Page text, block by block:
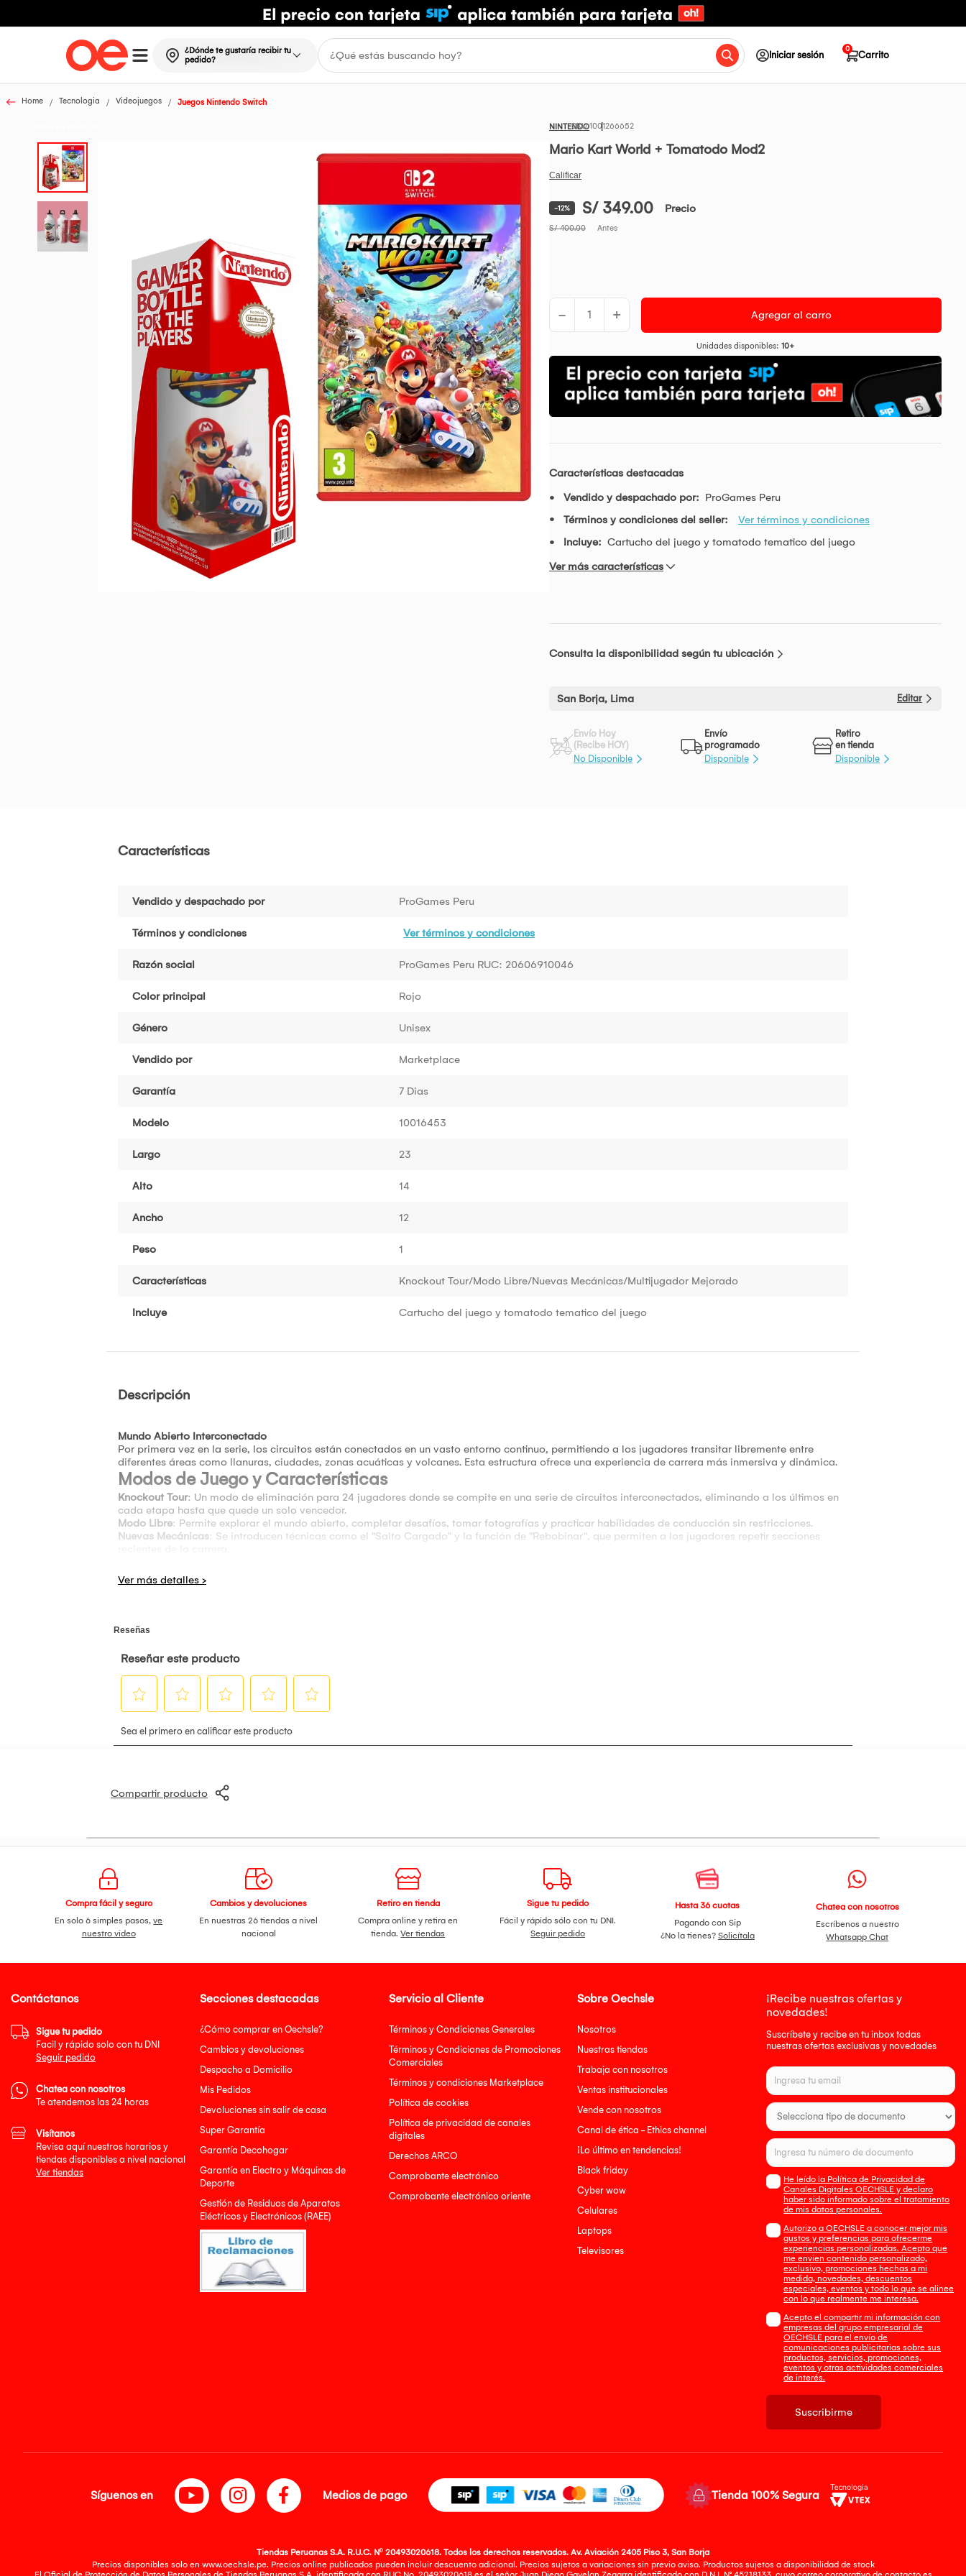
¿Dónde te gustaría recibir tu
pedido?
Iniciar sesión Carrito
0
Home Tecnologia Videojuegos Juegos Nintendo Switch
NINTENDO1001266652
Mario Kart World + Tomatodo Mod2
-12% S/ 349.00 Precio
S/ 400.00 Antes
- + Agregar al carro
Unidades disponibles: 10+
Características destacadas
Vendido y despachado por: ProGames Peru
Términos y condiciones del seller:
Ver términos y condiciones
Incluye: Cartucho del juego y tomatodo tematico del juego
Ver más características
Consulta la disponibilidad según tu ubicación
San Borja, Lima Editar
Envío Hoy
(Recibe HOY)
No Disponible
Envío
programado
Disponible
Retiro
en tienda
Disponible
Características
Vendido y despachado por ProGames Peru
Términos y condiciones Ver términos y condiciones
Razón social ProGames Peru RUC: 20606910046
Color principal Rojo
Género Unisex
Vendido por Marketplace
Garantía 7 Dias
Modelo 10016453
Largo 23
Alto 14
Ancho 12
Peso 1
Características Knockout Tour/Modo Libre/Nuevas Mecánicas/Multijugador Mejorado
Incluye Cartucho del juego y tomatodo tematico del juego
Descripción
Mundo Abierto Interconectado
Por primera vez en la serie, los circuitos están conectados en un vasto entorno continuo, permitiendo a los jugadores transitar libremente entre
diferentes áreas como llanuras, ciudades, zonas acuáticas y volcanes. Esta estructura ofrece una experiencia de carrera más inmersiva y dinámica.
Modos de Juego y Características
Knockout Tour: Un modo de eliminación para 24 jugadores donde se compite en una serie de circuitos interconectados, eliminando a los últimos en
cada etapa hasta que quede un solo vencedor.
Modo Libre: Permite explorar el mundo abierto, completar desafíos, tomar fotografías y practicar habilidades de conducción sin restricciones.
Nuevas Mecánicas: Se introducen técnicas como el "Salto Cargado" y la función de "Rebobinar", que permiten a los jugadores repetir secciones
para una experiencia social más rica.
Personajes y Circuitos
abierto.
Compartir producto
Compra fácil y seguro
En solo 6 simples pasos,ve
nuestro video
Cambios y devoluciones
En nuestras 26 tiendas a nivel
nacional
Retiro en tienda
Compra online y retira en
tienda.Ver tiendas
Sigue tu pedido
Fácil y rápido sólo con tu DNI.
Seguir pedido
Hasta 36 cuotas
Pagando con Sip
¿No la tienes? Solicítala
Chatea con nosotros
Escríbenos a nuestro
Whatsapp Chat
Secciones destacadas
¿Cómo comprar en Oechsle?
Cambios y devoluciones
Despacho a Domicilio
Mis Pedidos
Devoluciones sin salir de casa
Super Garantía
Garantía Decohogar
Garantía en Electro y Máquinas de
Deporte
Gestión de Residuos de Aparatos
Eléctricos y Electrónicos (RAEE)
Servicio al Cliente
Términos y Condiciones Generales
Términos y Condiciones de Promociones
Comerciales
Términos y condiciones Marketplace
Política de cookies
Política de privacidad de canales
digitales
Derechos ARCO
Comprobante electrónico
Comprobante electrónico oriente
Sobre Oechsle
Nosotros
Nuestras tiendas
Trabaja con nosotros
Ventas institucionales
Vende con nosotros
Canal de ética - Ethics channel
¡Lo último en tendencias!
Black friday
Cyber wow
Celulares
Laptops
Televisores
¡Recibe nuestras ofertas y
novedades!
Suscríbete y recibe en tu inbox todas
nuestras ofertas exclusivas y novedades
He leído la Política de Privacidad de
Canales Digitales OECHSLE y declaro
haber sido informado sobre el tratamiento
de mis datos personales.
Autorizo a OECHSLE a conocer mejor mis
gustos y preferencias para ofrecerme
experiencias personalizadas. Acepto que
me envien contenido personalizado,
exclusivo, promociones hechas a mi
medida, novedades, descuentos
especiales, eventos y todo lo que se alinee
con lo que realmente me interesa.
Acepto el compartir mi información con
empresas del grupo empresarial de
OECHSLE para el envío de
comunicaciones publicitarias sobre sus
productos, servicios, promociones,
eventos y otras actividades comerciales
de interés.
Suscribirme
Contáctanos
Sigue tu pedido
Facil y rápido solo con tu DNI
Seguir pedido
Chatea con nosotros
Te atendemos las 24 horas
Visítanos
Revisa aquí nuestros horarios y
tiendas disponibles a nivel nacional
Ver tiendas
Síguenos en Medios de pago Tienda 100% Segura
Tiendas Peruanas S.A. R.U.C. Nº 20493020618. Todos los derechos reservados. Av. Aviación 2405 Piso 3, San Borja
Precios disponibles solo en www.oechsle.pe. Precios online publicados pueden incluir descuento adicional. Precios sujetos a variaciones sin previo aviso. Productos sujetos a disponibilidad de stock